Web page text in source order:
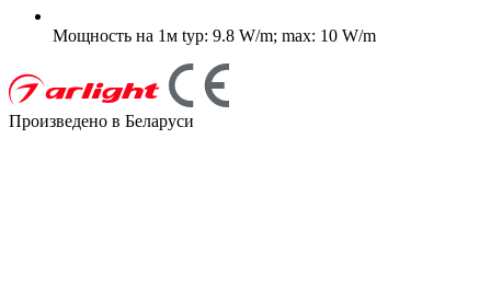
Мощность на 1м typ: 9.8 W/m; max: 10 W/m
Произведено в Беларуси